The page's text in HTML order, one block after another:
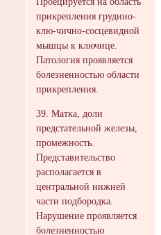
прикрепления грудино-
клю-чично-сосцевидной
мышцы к ключице.
Патология проявляется
болезненностью области
прикрепления.
39. Матка, доли
предстательной железы,
промежность.
Представительство
располагается в
центральной нижней
части подбородка.
Нарушение проявляется
болезненностью